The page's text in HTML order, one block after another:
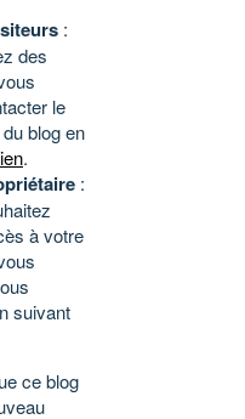
:
des
le
blog en
.
:
à votre
suivant
ce blog